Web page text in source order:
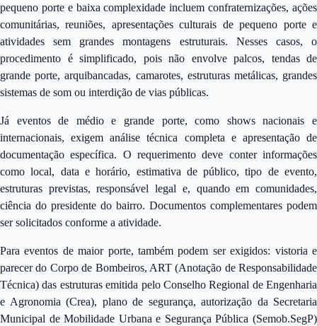
pequeno porte e baixa complexidade incluem confraternizações, ações
comunitárias, reuniões, apresentações culturais de pequeno porte e
atividades sem grandes montagens estruturais. Nesses casos, o
procedimento é simplificado, pois não envolve palcos, tendas de
grande porte, arquibancadas, camarotes, estruturas metálicas, grandes
sistemas de som ou interdição de vias públicas.
Já eventos de médio e grande porte, como shows nacionais e
internacionais, exigem análise técnica completa e apresentação de
documentação específica. O requerimento deve conter informações
como local, data e horário, estimativa de público, tipo de evento,
estruturas previstas, responsável legal e, quando em comunidades,
ciência do presidente do bairro. Documentos complementares podem
ser solicitados conforme a atividade.
Para eventos de maior porte, também podem ser exigidos: vistoria e
parecer do Corpo de Bombeiros, ART (Anotação de Responsabilidade
Técnica) das estruturas emitida pelo Conselho Regional de Engenharia
e Agronomia (Crea), plano de segurança, autorização da Secretaria
Municipal de Mobilidade Urbana e Segurança Pública (Semob.SegP)